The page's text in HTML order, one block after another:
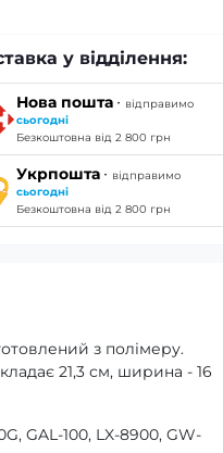
у відділення:
Нова пошта · відправимо
сьогодні
Безкоштовна від 2 800 грн
Укрпошта · відправимо
сьогодні
Безкоштовна від 2 800 грн
з полімеру.
21,3 см, ширина - 16
GAL-100, LX-8900, GW-